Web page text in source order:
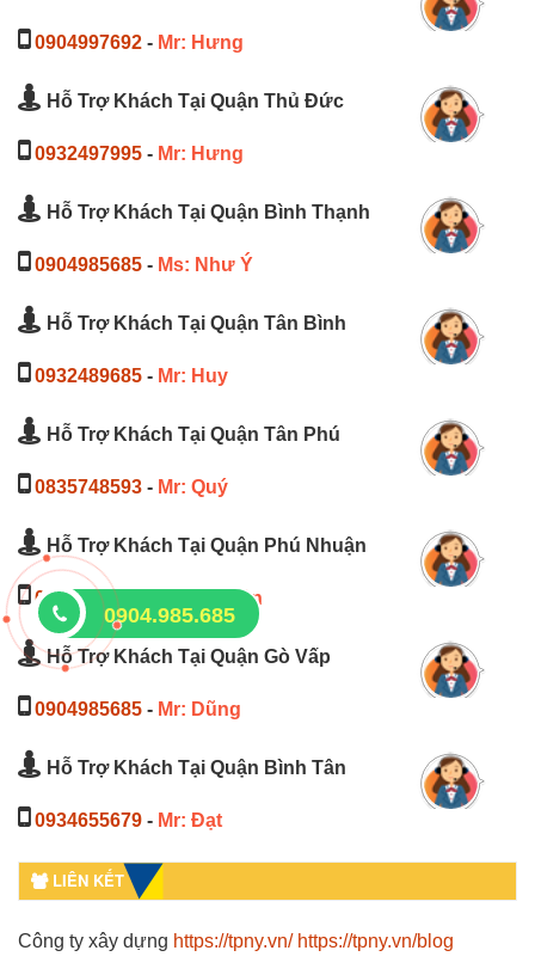
0904997692 - Mr: Hưng
Hỗ Trợ Khách Tại Quận Thủ Đức
0932497995 - Mr: Hưng
Hỗ Trợ Khách Tại Quận Bình Thạnh
0904985685 - Ms: Như Ý
Hỗ Trợ Khách Tại Quận Tân Bình
0932489685 - Mr: Huy
Hỗ Trợ Khách Tại Quận Tân Phú
0835748593 - Mr: Quý
Hỗ Trợ Khách Tại Quận Phú Nhuận
0903181486 Mr: Nguyên
Hỗ Trợ Khách Tại Quận Gò Vấp
0904985685 - Mr: Dũng
Hỗ Trợ Khách Tại Quận Bình Tân
0934655679 - Mr: Đạt
LIÊN KẾT
Công ty xây dựng https://tpny.vn/ https://tpny.vn/blog
0904.985.685